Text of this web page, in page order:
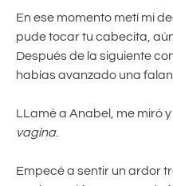
En ese momento metí mi
pude tocar tu cabecita,
Después de la siguiente
habías avanzado una
LLamé a Anabel, me miró y
vagina.
Empecé a sentir un ardor